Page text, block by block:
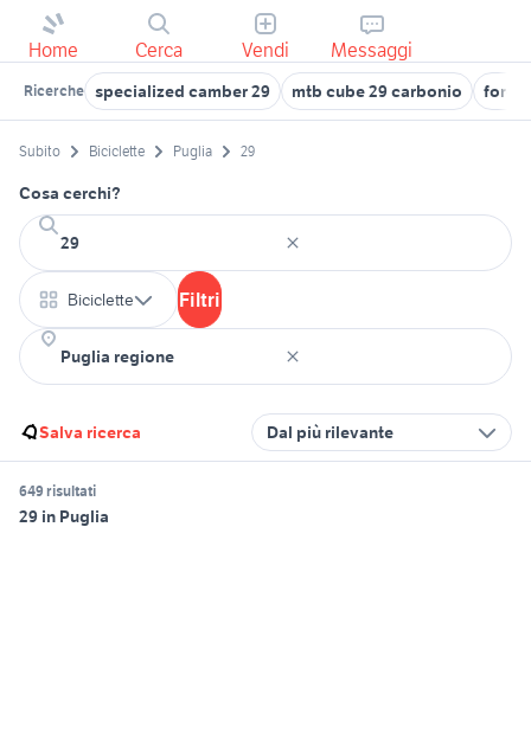
Home Cerca Vendi Messaggi
Ricerche specialized camber 29 mtb cube 29 carbonio
Subito Biciclette Puglia 29
Cosa cerchi?
Biciclette Filtri
Salva ricerca Dal più rilevante
649 risultati
29 in Puglia